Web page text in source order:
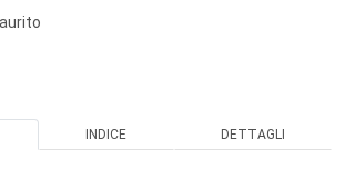
INDICE DETTAGLI